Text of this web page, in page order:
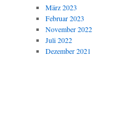
März 2023
Februar 2023
November 2022
Juli 2022
Dezember 2021